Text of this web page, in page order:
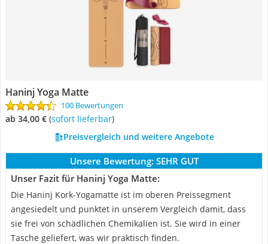
Haninj Yoga Matte
100 Bewertungen
ab 34,00 € ( Sofort lieferbar)
Preisvergleich und weitere Angebote
Unsere Bewertung: SEHR GUT
Unser Fazit für Haninj Yoga Matte:
Die Haninj Kork-Yogamatte ist im oberen Preissegment
angesiedelt und punktet in unserem Vergleich damit, dass
sie frei von schädlichen Chemikalien ist. Sie wird in einer
Tasche geliefert, was wir praktisch finden.